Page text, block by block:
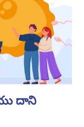
దాని